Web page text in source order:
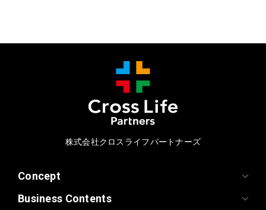
株式会社クロスライフパートナーズ
Concept
Business Contents